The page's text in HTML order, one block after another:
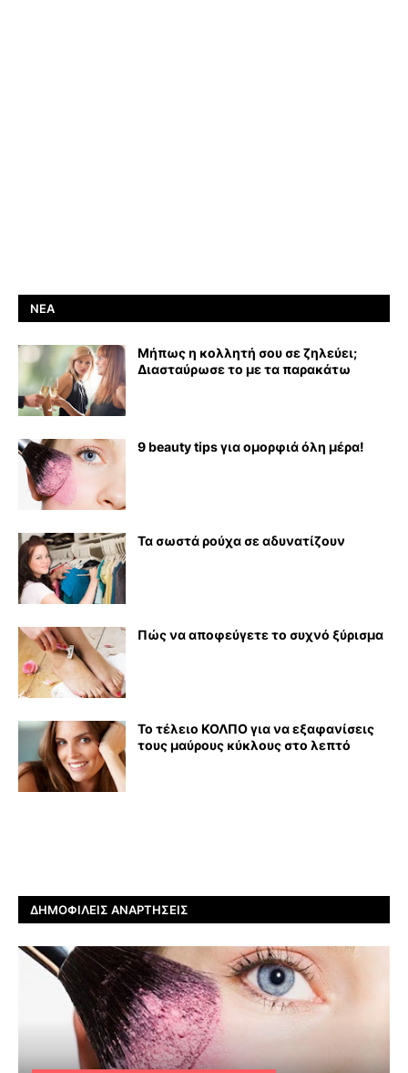
ΝΈΑ
Μήπως η κολλητή σου σε ζηλεύει;
Διασταύρωσε το με τα παρακάτω
9 beauty tips για ομορφιά όλη μέρα!
Τα σωστά ρούχα σε αδυνατίζουν
Πώς να αποφεύγετε το συχνό ξύρισμα
Το τέλειο ΚΟΛΠΟ για να εξαφανίσεις
τους μαύρους κύκλους στο λεπτό
ΔΗΜΟΦΙΛΕΊΣ ΑΝΑΡΤΉΣΕΙΣ